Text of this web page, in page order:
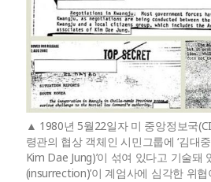
1980년 5월22일자 미 중앙정보국
령관의 협상 객체인 시민그룹에 ‘김대
Kim Dae Jung)’이 섞여 있다고 기술돼
(insurrection)’이 계엄사에 심각한 위